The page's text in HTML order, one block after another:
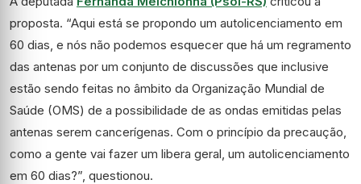
proposta. “Aqui está se propondo um autolicenciamento em
60 dias, e nós não podemos esquecer que há um regramento
das antenas por um conjunto de discussões que inclusive
estão sendo feitas no âmbito da Organização Mundial de
Saúde (OMS) de a possibilidade de as ondas emitidas pelas
antenas serem cancerígenas. Com o princípio da precaução,
como a gente vai fazer um libera geral, um autolicenciamento
em 60 dias?”, questionou.